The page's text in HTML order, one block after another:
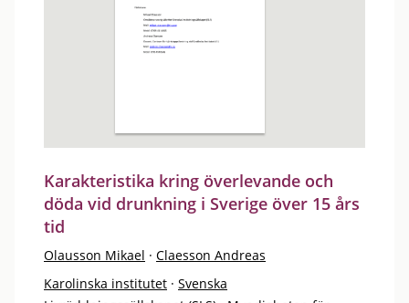
Karakteristika kring överlevande och
döda vid drunkning i Sverige över 15 års
tid
Olausson Mikael · Claesson Andreas
Karolinska institutet · Svenska